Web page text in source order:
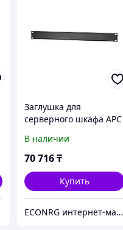
Заглушка для
серверного шкафа APC
Металлическая
В наличии
70 716 ₸
Купить
ECONRG интернет-магазин